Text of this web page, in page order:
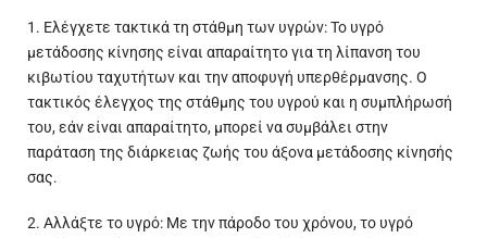
1. Ελέγχετε τακτικά τη στάθμη των υγρών: Το υγρό
μετάδοσης κίνησης είναι απαραίτητο για τη λίπανση του
κιβωτίου ταχυτήτων και την αποφυγή υπερθέρμανσης. Ο
τακτικός έλεγχος της στάθμης του υγρού και η συμπλήρωσή
του, εάν είναι απαραίτητο, μπορεί να συμβάλει στην
παράταση της διάρκειας ζωής του άξονα μετάδοσης κίνησής
σας.
2. Αλλάξτε το υγρό: Με την πάροδο του χρόνου, το υγρό